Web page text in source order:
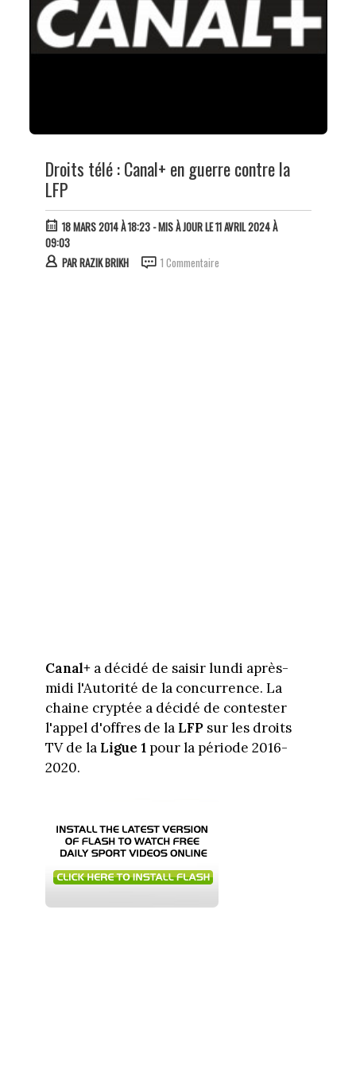
Droits télé : Canal+ en guerre contre la
LFP
18 MARS 2014 À 18:23- MIS À JOUR LE 11 AVRIL 2024 À
09:03
PARRAZIK BRIKH 1 Commentaire
Canal+a décidé de saisir lundi après-
midi l'Autorité de la concurrence. La
chaine cryptée a décidé de contester
l'appel d'offres de la LFPsur les droits
TV de la Ligue 1pour la période 2016-
2020.